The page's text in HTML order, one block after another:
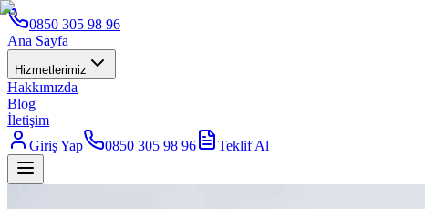
0850 305 98 96
Ana Sayfa
Hizmetlerimiz
Hakkımızda
Blog
İletişim
Giriş Yap
0850 305 98 96 Teklif Al